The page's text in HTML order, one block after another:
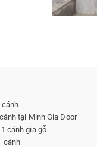
cánh
tại Minh Gia Door
cánh giả gỗ
cánh